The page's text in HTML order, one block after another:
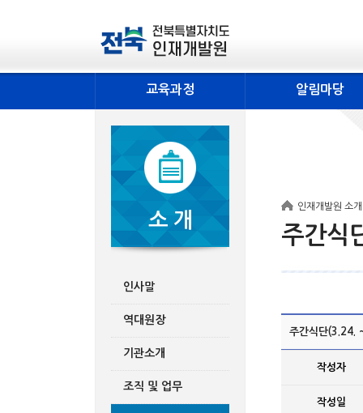
교육과정 알림마당
소 개
인사말
역대원장
기관소개
조직 및 업무
인재개발원 소
주간식
주간식단(3.24.
작성자
작성일